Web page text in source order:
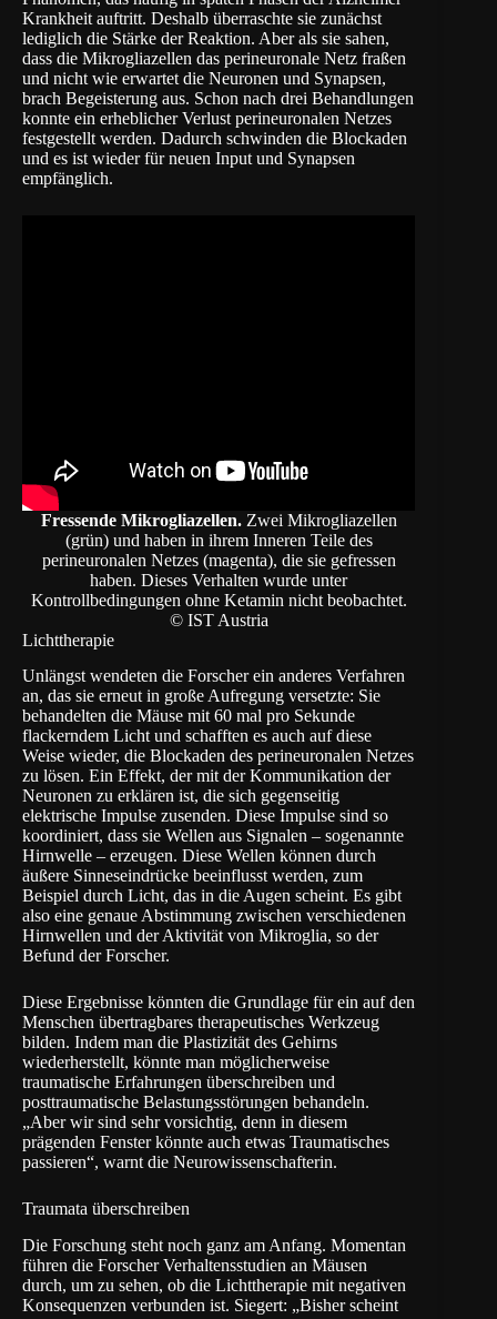
Krankheit auftritt. Deshalb überraschte sie zunächst
lediglich die Stärke der Reaktion. Aber als sie sahen,
dass die Mikrogliazellen das perineuronale Netz fraßen
und nicht wie erwartet die Neuronen und Synapsen,
brach Begeisterung aus. Schon nach drei Behandlungen
konnte ein erheblicher Verlust perineuronalen Netzes
festgestellt werden. Dadurch schwinden die Blockaden
und es ist wieder für neuen Input und Synapsen
empfänglich.
Fressende Mikrogliazellen.Zwei Mikrogliazellen
(grün) und haben in ihrem Inneren Teile des
perineuronalen Netzes (magenta), die sie gefressen
haben. Dieses Verhalten wurde unter
Kontrollbedingungen ohne Ketamin nicht beobachtet.
© IST Austria
Lichttherapie
Unlängst wendeten die Forscher ein anderes Verfahren
an, das sie erneut in große Aufregung versetzte: Sie
behandelten die Mäuse mit 60 mal pro Sekunde
flackerndem Licht und schafften es auch auf diese
Weise wieder, die Blockaden des perineuronalen Netzes
zu lösen. Ein Effekt, der mit der Kommunikation der
Neuronen zu erklären ist, die sich gegenseitig
elektrische Impulse zusenden. Diese Impulse sind so
koordiniert, dass sie Wellen aus Signalen – sogenannte
Hirnwelle – erzeugen. Diese Wellen können durch
äußere Sinneseindrücke beeinflusst werden, zum
Beispiel durch Licht, das in die Augen scheint. Es gibt
also eine genaue Abstimmung zwischen verschiedenen
Hirnwellen und der Aktivität von Mikroglia, so der
Befund der Forscher.
Diese Ergebnisse könnten die Grundlage für ein auf den
Menschen übertragbares therapeutisches Werkzeug
bilden. Indem man die Plastizität des Gehirns
wiederherstellt, könnte man möglicherweise
traumatische Erfahrungen überschreiben und
posttraumatische Belastungsstörungen behandeln.
„Aber wir sind sehr vorsichtig, denn in diesem
prägenden Fenster könnte auch etwas Traumatisches
passieren“, warnt die Neurowissenschafterin.
Traumata überschreiben
Die Forschung steht noch ganz am Anfang. Momentan
führen die Forscher Verhaltensstudien an Mäusen
durch, um zu sehen, ob die Lichttherapie mit negativen
Konsequenzen verbunden ist. Siegert: „Bisher scheint